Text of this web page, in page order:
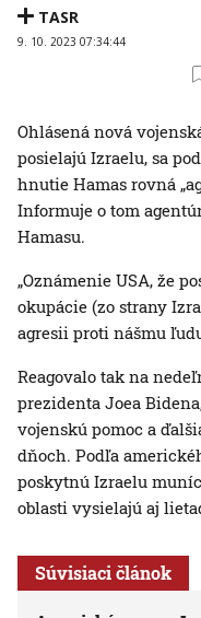
TASR
9. 10. 2023 07:34:44
Ohlásená nová
posielajú Izraelu, sa
hnutie Hamas rovná
Informuje o tom
Hamasu.
„Oznámenie USA, že
okupácie (zo strany
agresii proti nášmu
Reagovalo tak na
prezidenta Joea
vojenskú pomoc a
dňoch. Podľa
poskytnú Izraelu
oblasti vysielajú aj
Súvisiaci článok